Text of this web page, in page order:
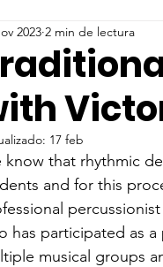
Middle School
2023 2 min de lectura
17 feb
know that rhythmic
and for this
has participated as a
musical groups